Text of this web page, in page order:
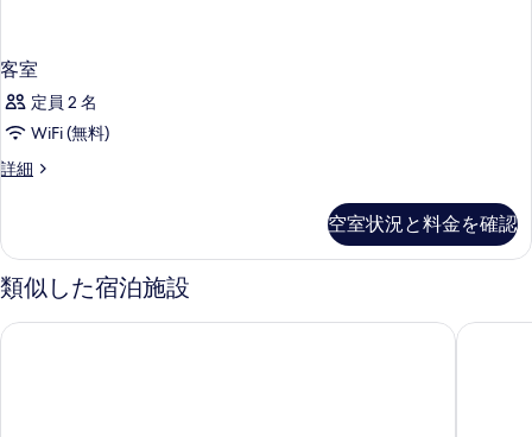
客室
定員 2 名
WiFi (無料)
詳細
客
細
空室状況と料金を確認
類似した宿泊施設
L7江南バイロッテホテル フォー